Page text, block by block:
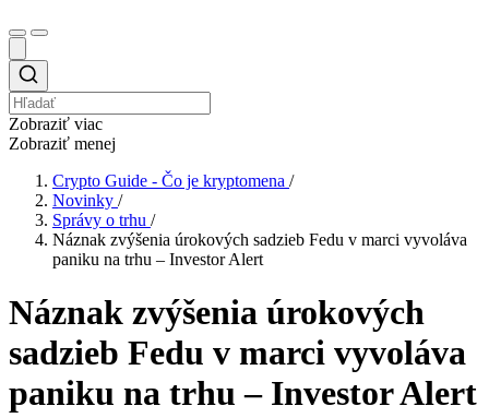
Zobraziť viac
Zobraziť menej
Crypto Guide - Čo je kryptomena /
Novinky /
Správy o trhu /
Náznak zvýšenia úrokových sadzieb Fedu v marci vyvoláva
paniku na trhu – Investor Alert
Náznak zvýšenia úrokových
sadzieb Fedu v marci vyvoláva
paniku na trhu – Investor Alert